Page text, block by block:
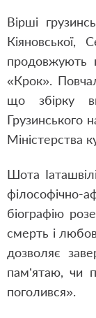
Вірші
Кіяновської,
продовжують
«Крок».
що збірку
Грузинського
Міністерства
Шота
філософічно-
біографію
смерть і
дозволяє
пам’ятаю, чи
поголився».